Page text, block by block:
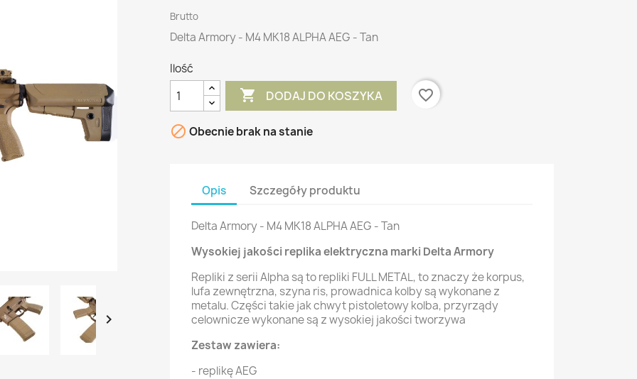

Brutto
Delta Armory - M4 MK18 ALPHA AEG - Tan
Ilość
 DODAJ DO KOSZYKA favorite_border
 Obecnie brak na stanie
Opis Szczegóły produktu
Delta Armory - M4 MK18 ALPHA AEG - Tan
Wysokiej jakości replika elektryczna marki Delta Armory
Repliki z serii Alpha są to repliki FULL METAL, to znaczy że korpus,
lufa zewnętrzna, szyna ris, prowadnica kolby są wykonane z
metalu. Części takie jak chwyt pistoletowy kolba, przyrządy
celownicze wykonane są z wysokiej jakości tworzywa
Zestaw zawiera:
- replikę AEG